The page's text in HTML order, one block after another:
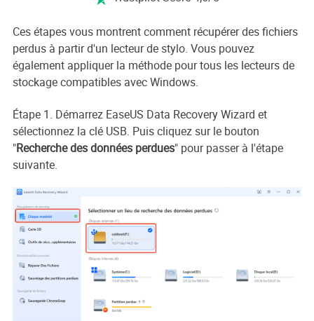
Ces étapes vous montrent comment récupérer des fichiers
perdus à partir d'un lecteur de stylo. Vous pouvez
également appliquer la méthode pour tous les lecteurs de
stockage compatibles avec Windows.
Étape 1. Démarrez EaseUS Data Recovery Wizard et
sélectionnez la clé USB. Puis cliquez sur le bouton
"Recherche des données perdues" pour passer à l'étape
suivante.